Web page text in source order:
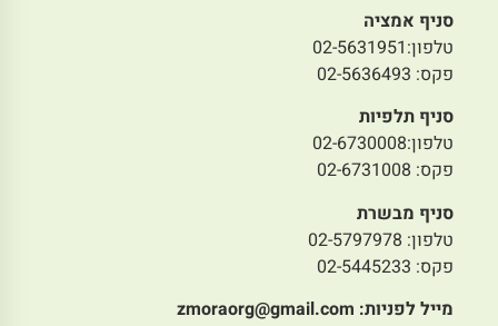
סניף אמציה
טלפון:02-5631951
פקס: 02-5636493
סניף תלפיות
טלפון:02-6730008
פקס: 02-6731008
סניף מבשרת
טלפון: 02-5797978
פקס: 02-5445233
מייל לפניות: zmoraorg@gmail.com